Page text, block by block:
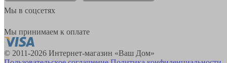
Мы в соцсетях
Мы принимаем к оплате
© 2011-2026 Интернет-магазин «Ваш Дом»